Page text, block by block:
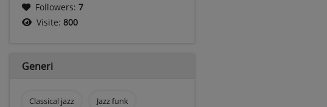
Followers: 7
Visite: 800
Generi
Classical jazz Jazz funk